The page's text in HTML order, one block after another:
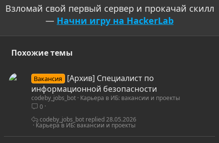
Взломай свой первый сервер и прокачай скилл
— Начни игру на HackerLab
Похожие темы
Вакансия
[Архив] Специалист по
информационной безопасности
codeby_jobs_bot Карьера в ИБ: вакансии и проекты
0
Карьера в ИБ: вакансии и проекты
28.05.2026
codeby_jobs_bot